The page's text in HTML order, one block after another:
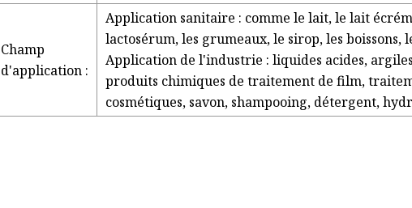
Champ
d'application :
Application sanitaire : comme le lait, le lait
lactosérum, les grumeaux, le sirop, les boissons,
Application de l'industrie : liquides acides,
produits chimiques de traitement de film,
cosmétiques, savon, shampooing, détergent,